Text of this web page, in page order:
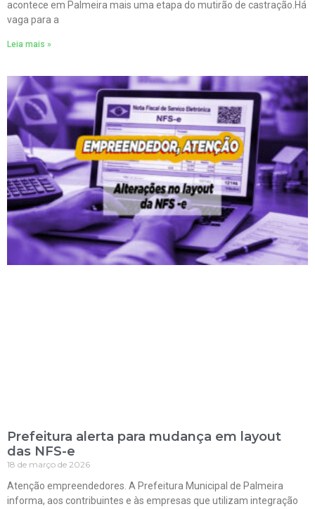
acontece em Palmeira mais uma etapa do mutirão de castração.Há
vaga para a
Leia mais »
Prefeitura alerta para mudança em layout
das NFS-e
18 de março de 2026
Atenção empreendedores. A Prefeitura Municipal de Palmeira
informa, aos contribuintes e às empresas que utilizam integração